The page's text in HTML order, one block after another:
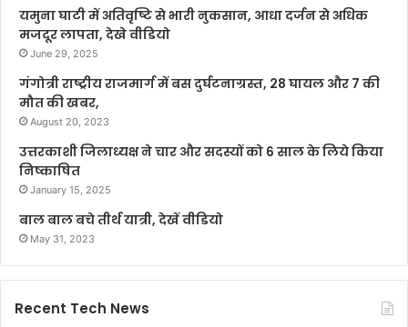
यमुना घाटी में अतिवृष्टि से भारी नुकसान, आधा दर्जन से अधिक
मजदूर लापता, देखे वीडियो
June 29, 2025
गंगोत्री राष्ट्रीय राजमार्ग में बस दुर्घटनाग्रस्त, 28 घायल और 7 की
मौत की खबर,
August 20, 2023
उत्तरकाशी जिलाध्यक्ष ने चार और सदस्यों को 6 साल के लिये किया
निष्काषित
January 15, 2025
बाल बाल बचे तीर्थ यात्री, देखें वीडियो
May 31, 2023
Recent Tech News